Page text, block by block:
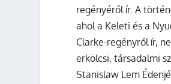
regényéről ír. A
ahol a Keleti és a
Clarke-regényről ír,
erkölcsi, társadalmi
Stanislaw Lem